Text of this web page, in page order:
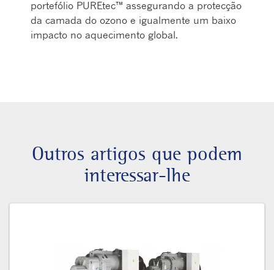
portefólio PUREtec™ assegurando a protecção
da camada do ozono e igualmente um baixo
impacto no aquecimento global.
Outros artigos que podem
interessar-lhe